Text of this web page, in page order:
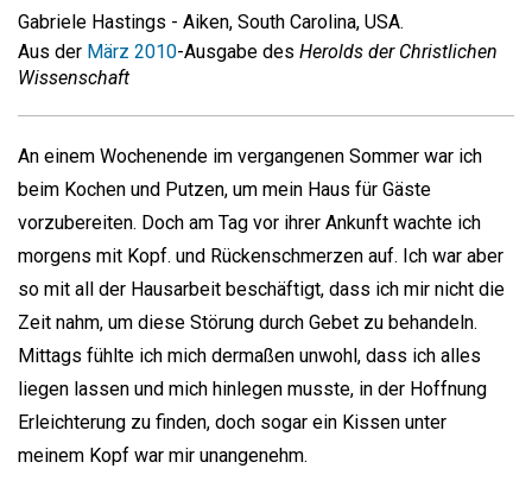
Gabriele Hastings - Aiken, South Carolina, USA.
Aus der März 2010-Ausgabe des Herolds der Christlichen
Wissenschaft
An einem Wochenende im vergangenen Sommer war ich
beim Kochen und Putzen, um mein Haus für Gäste
vorzubereiten. Doch am Tag vor ihrer Ankunft wachte ich
morgens mit Kopf. und Rückenschmerzen auf. Ich war aber
so mit all der Hausarbeit beschäftigt, dass ich mir nicht die
Zeit nahm, um diese Störung durch Gebet zu behandeln.
Mittags fühlte ich mich dermaßen unwohl, dass ich alles
liegen lassen und mich hinlegen musste, in der Hoffnung
Erleichterung zu finden, doch sogar ein Kissen unter
meinem Kopf war mir unangenehm.